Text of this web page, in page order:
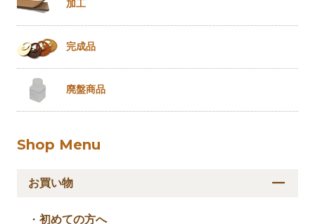
加工
完成品
廃盤商品
Shop Menu
お買い物
・初めての方へ